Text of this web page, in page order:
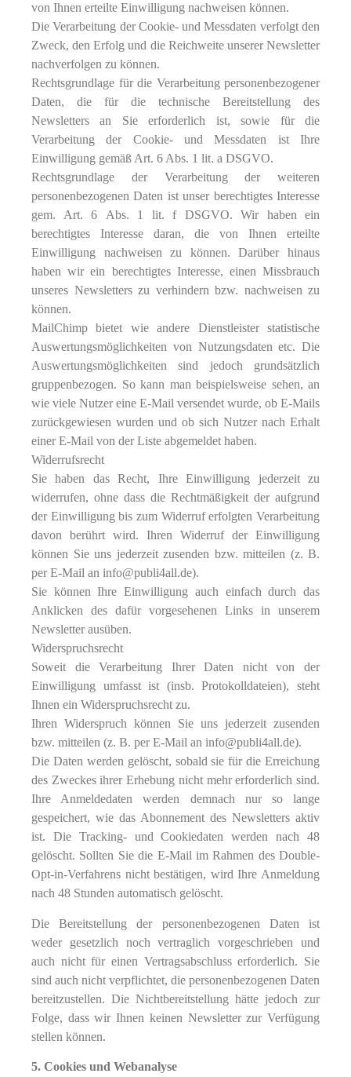
von Ihnen erteilte Einwilligung nachweisen können.
Die Verarbeitung der Cookie- und Messdaten verfolgt den
Zweck, den Erfolg und die Reichweite unserer Newsletter
nachverfolgen zu können.
Rechtsgrundlage für die Verarbeitung personenbezogener
Daten, die für die technische Bereitstellung des
Newsletters an Sie erforderlich ist, sowie für die
Verarbeitung der Cookie- und Messdaten ist Ihre
Einwilligung gemäß Art. 6 Abs. 1 lit. a DSGVO.
Rechtsgrundlage der Verarbeitung der weiteren
personenbezogenen Daten ist unser berechtigtes Interesse
gem. Art. 6 Abs. 1 lit. f DSGVO. Wir haben ein
berechtigtes Interesse daran, die von Ihnen erteilte
Einwilligung nachweisen zu können. Darüber hinaus
haben wir ein berechtigtes Interesse, einen Missbrauch
unseres Newsletters zu verhindern bzw. nachweisen zu
können.
MailChimp bietet wie andere Dienstleister statistische
Auswertungsmöglichkeiten von Nutzungsdaten etc. Die
Auswertungsmöglichkeiten sind jedoch grundsätzlich
gruppenbezogen. So kann man beispielsweise sehen, an
wie viele Nutzer eine E‐Mail versendet wurde, ob E‐Mails
zurückgewiesen wurden und ob sich Nutzer nach Erhalt
einer E‐Mail von der Liste abgemeldet haben.
Widerrufsrecht
Sie haben das Recht, Ihre Einwilligung jederzeit zu
widerrufen, ohne dass die Rechtmäßigkeit der aufgrund
der Einwilligung bis zum Widerruf erfolgten Verarbeitung
davon berührt wird. Ihren Widerruf der Einwilligung
können Sie uns jederzeit zusenden bzw. mitteilen (z. B.
per E‐Mail an info@publi4all.de).
Sie können Ihre Einwilligung auch einfach durch das
Anklicken des dafür vorgesehenen Links in unserem
Newsletter ausüben.
Widerspruchsrecht
Soweit die Verarbeitung Ihrer Daten nicht von der
Einwilligung umfasst ist (insb. Protokolldateien), steht
Ihnen ein Widerspruchsrecht zu.
Ihren Widerspruch können Sie uns jederzeit zusenden
bzw. mitteilen (z. B. per E‐Mail an info@publi4all.de).
Die Daten werden gelöscht, sobald sie für die Erreichung
des Zweckes ihrer Erhebung nicht mehr erforderlich sind.
Ihre Anmeldedaten werden demnach nur so lange
gespeichert, wie das Abonnement des Newsletters aktiv
ist. Die Tracking- und Cookiedaten werden nach 48
gelöscht. Sollten Sie die E‐Mail im Rahmen des Double-
Opt-in-Verfahrens nicht bestätigen, wird Ihre Anmeldung
nach 48 Stunden automatisch gelöscht.
Die Bereitstellung der personenbezogenen Daten ist
weder gesetzlich noch vertraglich vorgeschrieben und
auch nicht für einen Vertragsabschluss erforderlich. Sie
sind auch nicht verpflichtet, die personenbezogenen Daten
bereitzustellen. Die Nichtbereitstellung hätte jedoch zur
Folge, dass wir Ihnen keinen Newsletter zur Verfügung
stellen können.
5. Cookies und Webanalyse